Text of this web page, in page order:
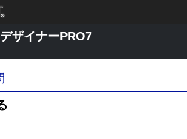
ザイナーPRO7